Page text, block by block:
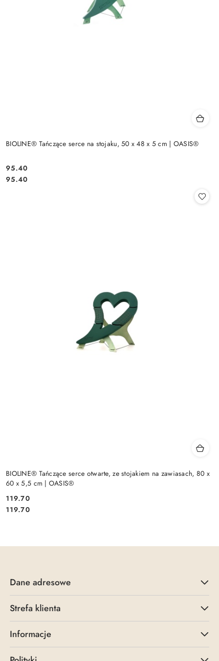
BIOLINE® Tańczące serce na stojaku, 50 x 48 x 5 cm | OASIS®
Cena:
95.40
Cena:
95.40
BIOLINE® Tańczące serce otwarte, ze stojakiem na zawiasach, 80 x
60 x 5,5 cm | OASIS®
Cena:
119.70
Cena:
119.70
Dane adresowe
Strefa klienta
Informacje